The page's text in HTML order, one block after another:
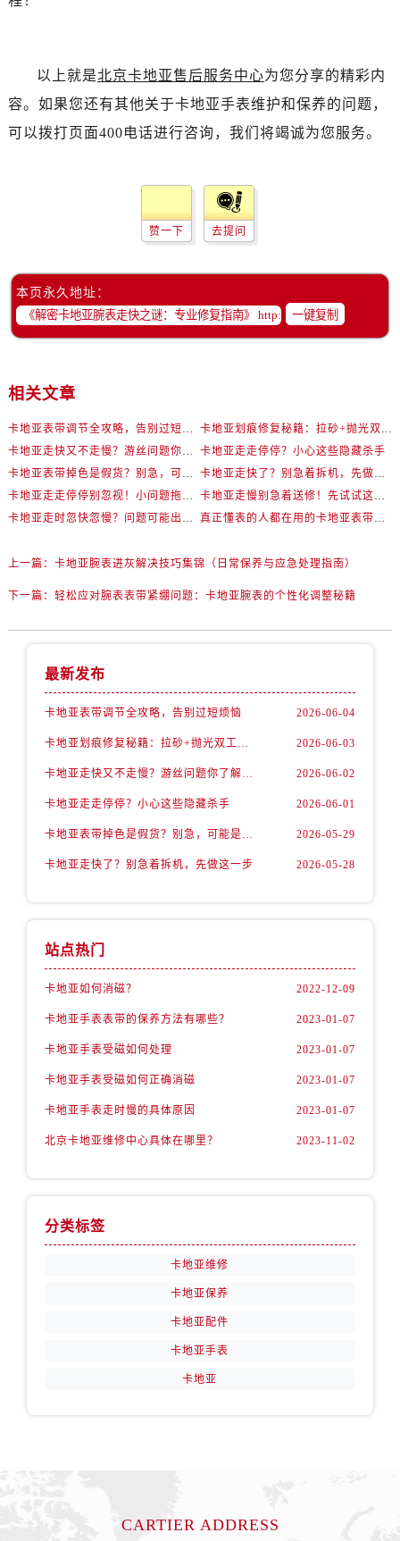
以上就是北京卡地亚售后服务中心为您分享的精彩内
容。如果您还有其他关于卡地亚手表维护和保养的问题，
可以拨打页面400电话进行咨询，我们将竭诚为您服务。
赞一下 去提问
本页永久地址：
一键复制
相关文章
卡地亚走走停停？小心这些隐藏杀手
上一篇： 卡地亚腕表进灰解决技巧集锦（日常保养与应急处理指南）
下一篇： 轻松应对腕表表带紧绷问题：卡地亚腕表的个性化调整秘籍
最新发布
卡地亚表带调节全攻略，告别过短烦恼 2026-06-04
2026-06-03
2026-06-02
卡地亚走走停停？小心这些隐藏杀手 2026-06-01
2026-05-29
卡地亚走快了？别急着拆机，先做这一步 2026-05-28
站点热门
卡地亚如何消磁？ 2022-12-09
卡地亚手表表带的保养方法有哪些？ 2023-01-07
卡地亚手表受磁如何处理 2023-01-07
卡地亚手表受磁如何正确消磁 2023-01-07
卡地亚手表走时慢的具体原因 2023-01-07
北京卡地亚维修中心具体在哪里？ 2023-11-02
分类标签
卡地亚维修
卡地亚保养
卡地亚配件
卡地亚手表
卡地亚
CARTIER ADDRESS